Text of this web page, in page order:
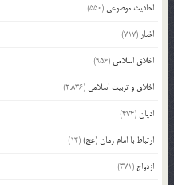
احادیث موضوعی (550)
اخبار (717)
اخلاق اسلامی (956)
اخلاق و تربیت اسلامی (2,836)
ادیان(474)
ارتباط با امام زمان (عج)(14)
ازدواج (371)